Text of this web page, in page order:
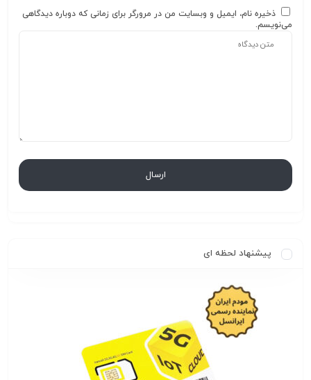
ذخیره نام، ایمیل و وبسایت من در مرورگر برای زمانی که دوباره دیدگاهی
می‌نویسم.
پیشنهاد لحظه ای